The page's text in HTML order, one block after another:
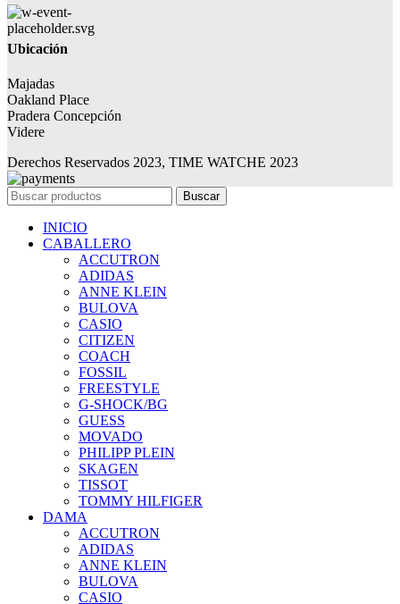
Ubicación
Majadas
Oakland Place
Pradera Concepción
Videre
Derechos Reservados 2023, TIME WATCHE 2023
Buscar
INICIO
CABALLERO
ACCUTRON
ADIDAS
ANNE KLEIN
BULOVA
CASIO
CITIZEN
COACH
FOSSIL
FREESTYLE
G-SHOCK/BG
GUESS
MOVADO
PHILIPP PLEIN
SKAGEN
TISSOT
TOMMY HILFIGER
DAMA
ACCUTRON
ADIDAS
ANNE KLEIN
BULOVA
CASIO